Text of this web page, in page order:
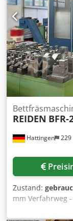
Hattingen 229
REIDEN BFR-
Zustand:
mm Verfahrweg
Steuerung